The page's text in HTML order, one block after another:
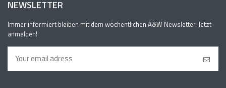
NEWSLETTER
Immer informiert bleiben mit dem wöchentlichen A&W Newsletter. Jetzt
anmelden!